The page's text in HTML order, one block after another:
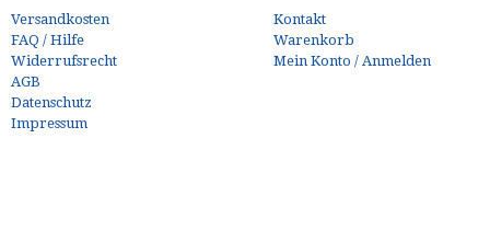
Versandkosten
FAQ / Hilfe
Widerrufsrecht
AGB
Datenschutz
Impressum
Kontakt
Warenkorb
Mein Konto / Anmelden